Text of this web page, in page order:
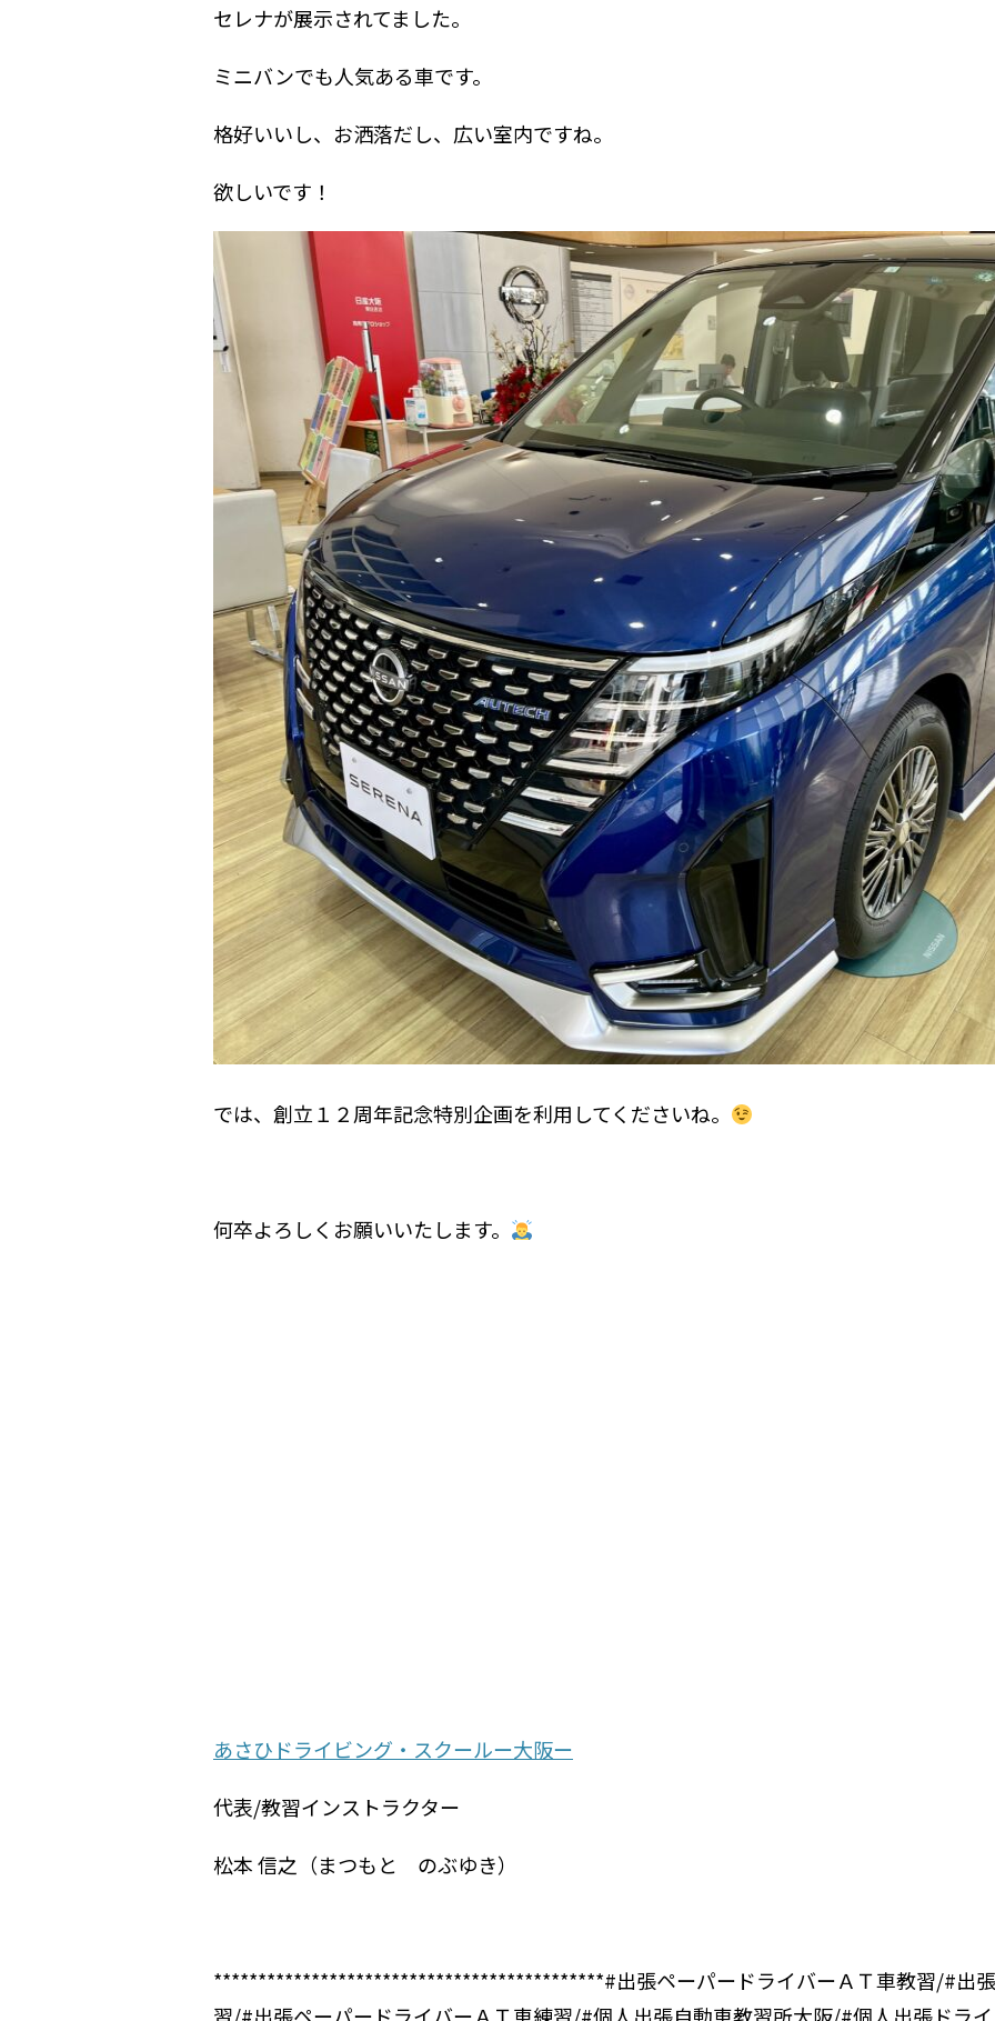
セレナが展示されてました。
ミニバンでも人気ある車です。
格好いいし、お洒落だし、広い室内ですね。
欲しいです！
では、創立１２周年記念特別企画を利用してくださいね。
何卒よろしくお願いいたします。
あさひドライビング・スクールー大阪ー
代表/教習インストラクター
松本 信之（まつもと のぶゆき）
********************************************#出張ペーパードライバーＡＴ車教習/#出